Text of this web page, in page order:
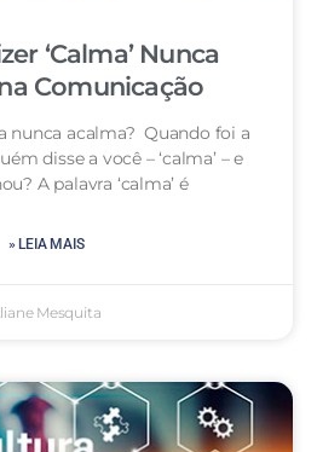
‘Calma’ Nunca
na Comunicação
nunca acalma? Quando foi a
disse a você – ‘calma’ – e
A palavra ‘calma’ é
» LEIA MAIS
Mesquita